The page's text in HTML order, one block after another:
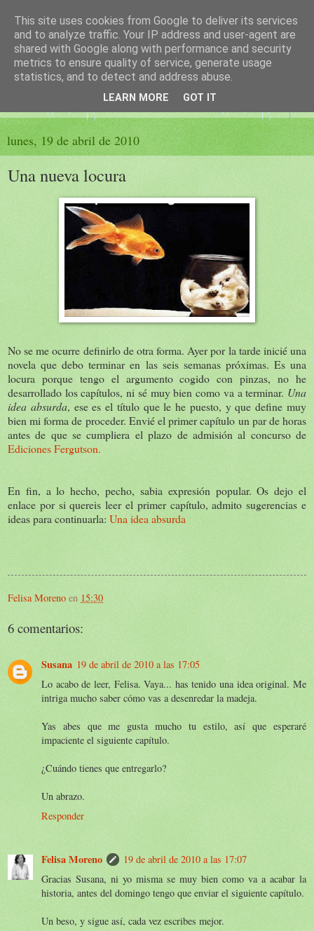
El sueño de las palabras
PÁGINA LITERARIA DE FELISA MORENO
lunes, 19 de abril de 2010
Una nueva locura
No se me ocurre definirlo de otra forma. Ayer por la tarde inicié una
novela que debo terminar en las seis semanas próximas. Es una
locura porque tengo el argumento cogido con pinzas, no he
desarrollado los capítulos, ni sé muy bien como va a terminar. Una
idea absurda, ese es el título que le he puesto, y que define muy
bien mi forma de proceder. Envié el primer capítulo un par de horas
antes de que se cumpliera el plazo de admisión al concurso de
Ediciones Fergutson.
En fin, a lo hecho, pecho, sabia expresión popular. Os dejo el
enlace por si quereis leer el primer capítulo, admito sugerencias e
ideas para continuarla: Una idea absurda
Felisa Moreno en 15:30
6 comentarios:
Susana 19 de abril de 2010 a las 17:05
Lo acabo de leer, Felisa. Vaya... has tenido una idea original. Me
intriga mucho saber cómo vas a desenredar la madeja.
Yas abes que me gusta mucho tu estilo, así que esperaré
impaciente el siguiente capítulo.
¿Cuándo tienes que entregarlo?
Un abrazo.
Responder
Felisa Moreno
19 de abril de 2010 a las 17:07
Gracias Susana, ni yo misma se muy bien como va a acabar la
historia, antes del domingo tengo que enviar el siguiente capítulo.
Un beso, y sigue así, cada vez escribes mejor.
This site uses cookies from Google to deliver its services
and to analyze traffic. Your IP address and user-agent are
shared with Google along with performance and security
metrics to ensure quality of service, generate usage
statistics, and to detect and address abuse.
LEARN MORE GOT IT